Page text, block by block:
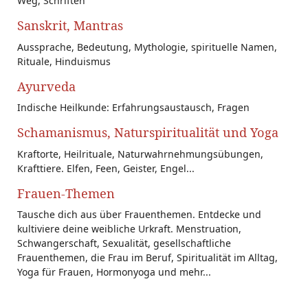
Sanskrit, Mantras
Aussprache, Bedeutung, Mythologie, spirituelle Namen,
Rituale, Hinduismus
Ayurveda
Indische Heilkunde: Erfahrungsaustausch, Fragen
Schamanismus, Naturspiritualität und Yoga
Kraftorte, Heilrituale, Naturwahrnehmungsübungen,
Krafttiere. Elfen, Feen, Geister, Engel...
Frauen-Themen
Tausche dich aus über Frauenthemen. Entdecke und
kultiviere deine weibliche Urkraft. Menstruation,
Schwangerschaft, Sexualität, gesellschaftliche
Frauenthemen, die Frau im Beruf, Spiritualität im Alltag,
Yoga für Frauen, Hormonyoga und mehr...